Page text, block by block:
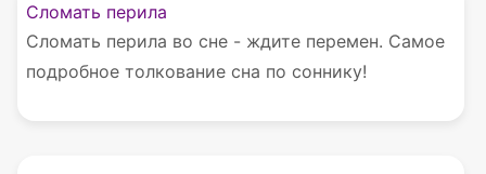
Сломать перила
Сломать перила во сне - ждите перемен. Самое
подробное толкование сна по соннику!